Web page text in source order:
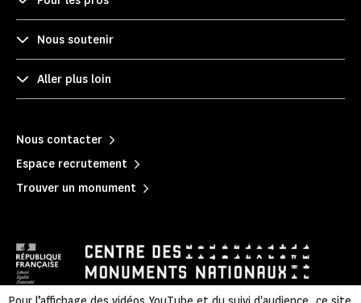
Nous soutenir
Aller plus loin
Nous contacter
Espace recrutement
Trouver un monument